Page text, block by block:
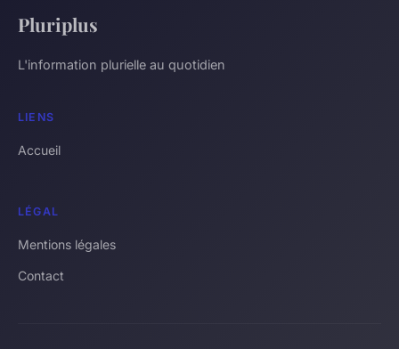
Pluriplus
L'information plurielle au quotidien
LIENS
Accueil
LÉGAL
Mentions légales
Contact